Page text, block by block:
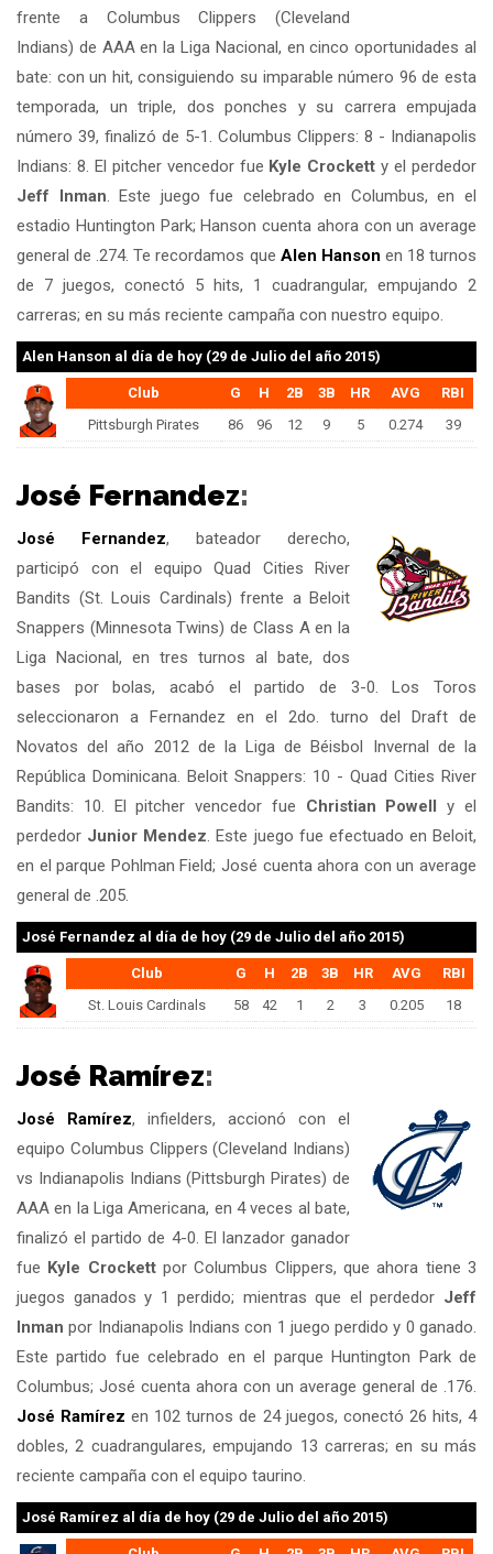
frente a Columbus Clippers (Cleveland
Indians) de AAA en la Liga Nacional, en cinco oportunidades al
bate: con un hit, consiguiendo su imparable número 96 de esta
temporada, un triple, dos ponches y su carrera empujada
número 39, finalizó de 5-1. Columbus Clippers: 8 - Indianapolis
Indians: 8. El pitcher vencedor fue Kyle Crockett y el perdedor
Jeff Inman. Este juego fue celebrado en Columbus, en el
estadio Huntington Park; Hanson cuenta ahora con un average
general de .274. Te recordamos que Alen Hanson en 18 turnos
de 7 juegos, conectó 5 hits, 1 cuadrangular, empujando 2
carreras; en su más reciente campaña con nuestro equipo.
Alen Hanson al día de hoy (29 de Julio del año 2015)
Club G H 2B 3B HR AVG
RBI
Pittsburgh Pirates
86 96 12 9 5 0.274 39
José Fernandez:
José Fernandez, bateador derecho,
participó con el equipo Quad Cities River
Bandits (St. Louis Cardinals) frente a Beloit
Snappers (Minnesota Twins) de Class A en la
Liga Nacional, en tres turnos al bate, dos
bases por bolas, acabó el partido de 3-0. Los Toros
seleccionaron a Fernandez en el 2do. turno del Draft de
Novatos del año 2012 de la Liga de Béisbol Invernal de la
República Dominicana. Beloit Snappers: 10 - Quad Cities River
Bandits: 10. El pitcher vencedor fue Christian Powell y el
perdedor Junior Mendez. Este juego fue efectuado en Beloit,
en el parque Pohlman Field; José cuenta ahora con un average
general de .205.
José Fernandez al día de hoy (29 de Julio del año 2015)
Club G H 2B 3B HR AVG
RBI
St. Louis Cardinals
58 42 1 2 3 0.205 18
José Ramírez:
José Ramírez, infielders, accionó con el
equipo Columbus Clippers (Cleveland Indians)
vs Indianapolis Indians (Pittsburgh Pirates) de
AAA en la Liga Americana, en 4 veces al bate,
finalizó el partido de 4-0. El lanzador ganador
fue Kyle Crockettpor Columbus Clippers, que ahora tiene 3
juegos ganados y 1 perdido; mientras que el perdedor Jeff
Inman por Indianapolis Indians con 1 juego perdido y 0 ganado.
Este partido fue celebrado en el parque Huntington Park de
Columbus; José cuenta ahora con un average general de .176.
José Ramírez en 102 turnos de 24 juegos, conectó 26 hits, 4
dobles, 2 cuadrangulares, empujando 13 carreras; en su más
reciente campaña con el equipo taurino.
José Ramírez al día de hoy (29 de Julio del año 2015)